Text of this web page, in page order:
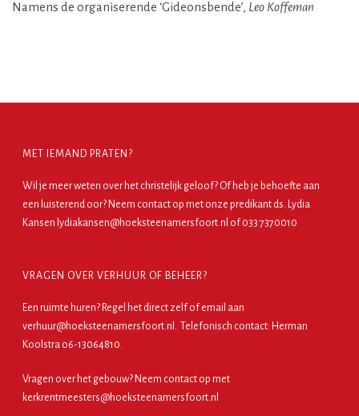
Namens de organiserende ‘Gideonsbende’, Leo Koffeman
MET IEMAND PRATEN?
Wil je meer weten over het christelijk geloof? Of heb je behoefte aan
een luisterend oor? Neem contact op met onze predikant ds. Lydia
Kansen lydiakansen@hoeksteenamersfoort.nl of 033 7370010
VRAGEN OVER VERHUUR OF BEHEER?
Een ruimte huren? Regel het direct zelf of email aan
verhuur@hoeksteenamersfoort.nl. Telefonisch contact: Herman
Koolstra o6-13064810.
Vragen over het gebouw? Neem contact op met
kerkrentmeesters@hoeksteenamersfoort.nl